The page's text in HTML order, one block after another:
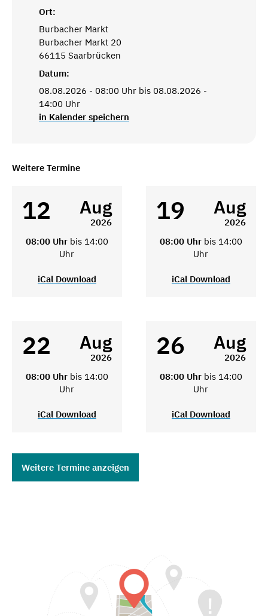
Ort:
Burbacher Markt
Burbacher Markt 20
66115 Saarbrücken
Datum:
08.08.2026 - 08:00 Uhr bis 08.08.2026 -
14:00 Uhr
in Kalender speichern
Weitere Termine
12 Aug
2026
08:00 Uhr bis 14:00
Uhr
iCal Download
19 Aug
2026
08:00 Uhr bis 14:00
Uhr
iCal Download
22 Aug
2026
08:00 Uhr bis 14:00
Uhr
iCal Download
26 Aug
2026
08:00 Uhr bis 14:00
Uhr
iCal Download
Weitere Termine anzeigen